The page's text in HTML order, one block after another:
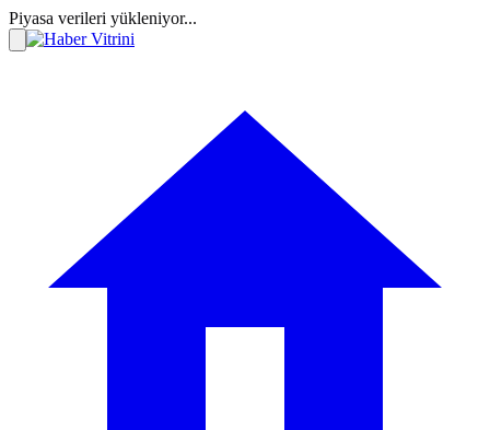
Piyasa verileri yükleniyor...